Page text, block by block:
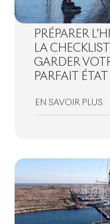
PRÉPARER
LA
GARDER
PARFAIT ÉTAT
EN SAVOIR PLUS